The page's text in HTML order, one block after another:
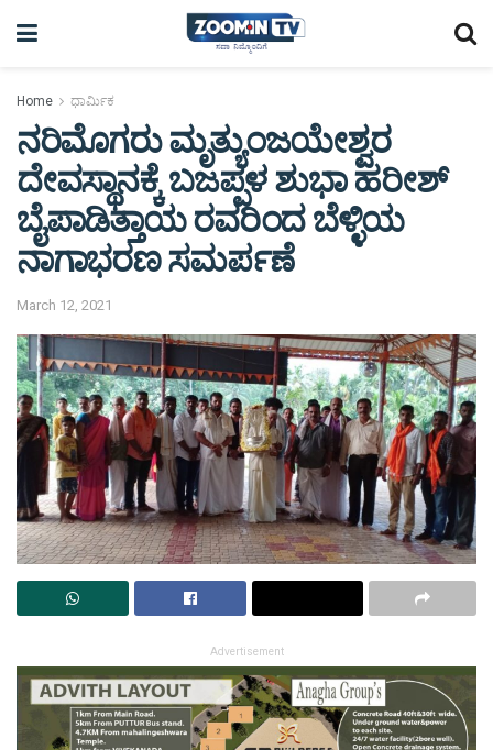
Home ಧಾರ್ಮಿಕ
ನರಿಮೊಗರು ಮೃತ್ಯುಂಜಯೇಶ್ವರ
ದೇವಸ್ಥಾನಕ್ಕೆ ಬಜಪ್ಪಳ ಶುಭಾ ಹರೀಶ್
ಬೈಪಾಡಿತ್ತಾಯ ರವರಿಂದ ಬೆಳ್ಳಿಯ
ನಾಗಾಭರಣ ಸಮರ್ಪಣೆ
March 12, 2021
Advertisement